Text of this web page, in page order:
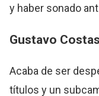
y haber sonado
Gustavo Costas
Acaba de ser
títulos y un